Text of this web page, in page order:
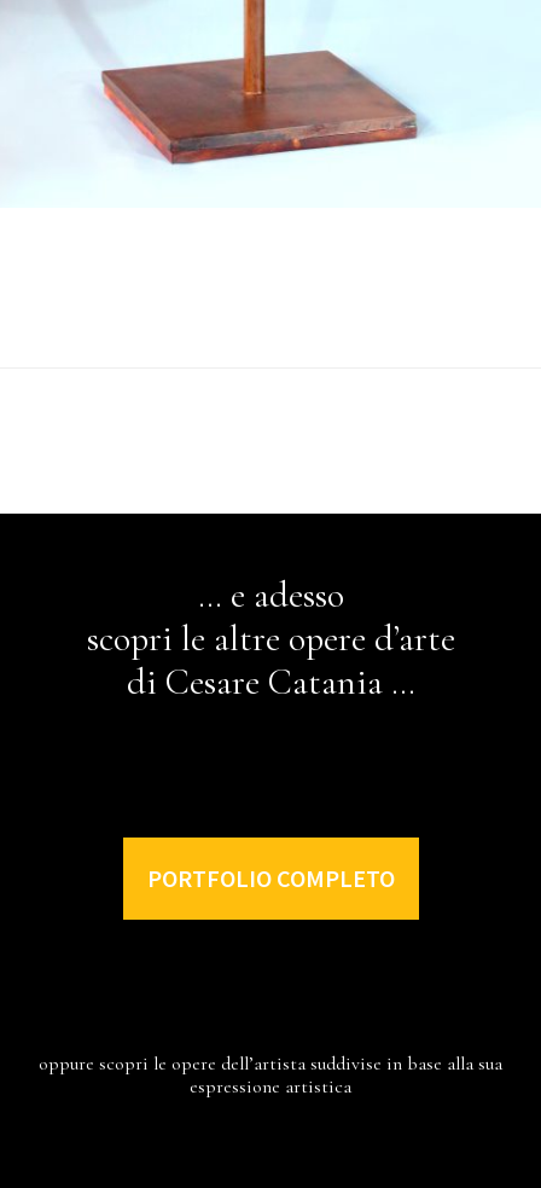
… e adesso
scopri le altre opere d’arte
di Cesare Catania …
PORTFOLIO COMPLETO
oppure scopri le opere dell’artista suddivise in base alla sua
espressione artistica